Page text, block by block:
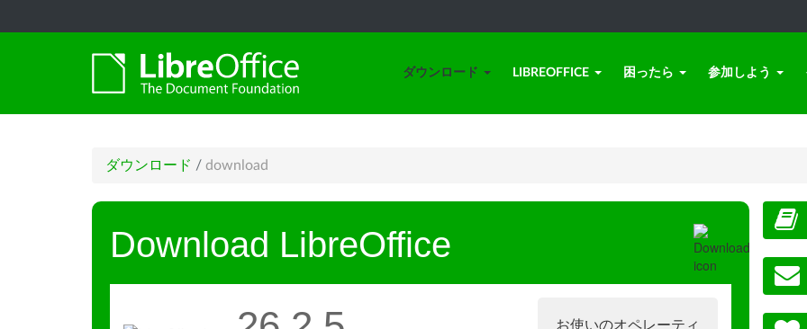
ダウンロード LIBREOFFICE 困ったら 参加しよう
ダウンロード / download
Download LibreOffice
お使いのオペレーティ